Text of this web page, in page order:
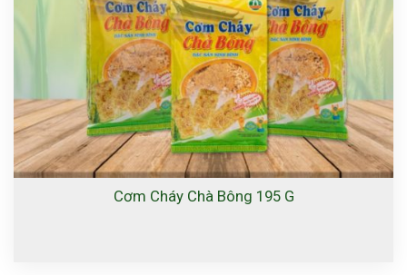
Cơm Cháy Chà Bông 195 G